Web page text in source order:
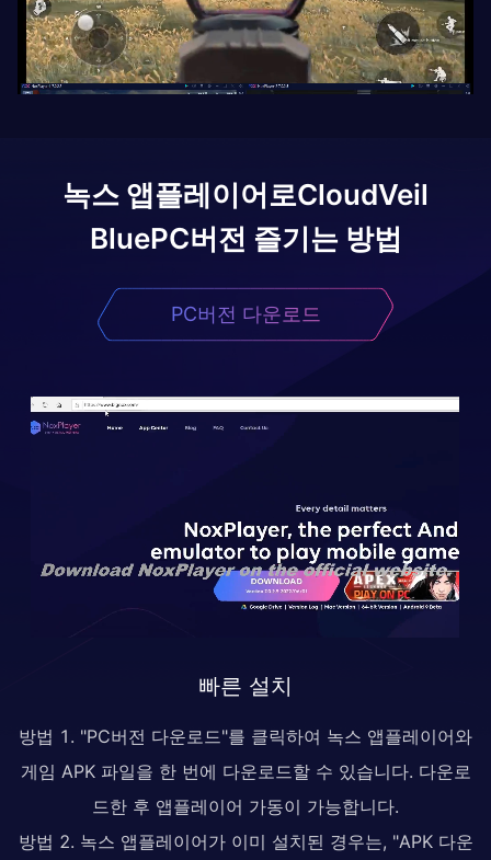
녹스 앱플레이어로CloudVeil
BluePC버전 즐기는 방법
PC버전 다운로드
빠른 설치
방법 1. "PC버전 다운로드"를 클릭하여 녹스 앱플레이어와
게임 APK 파일을 한 번에 다운로드할 수 있습니다. 다운로
드한 후 앱플레이어 가동이 가능합니다.
방법 2. 녹스 앱플레이어가 이미 설치된 경우는, "APK 다운